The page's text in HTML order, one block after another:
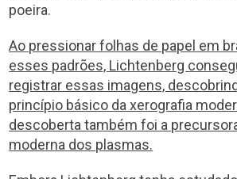
poeira.
Ao pressionar folhas de papel em
esses padrões, Lichtenberg
registrar essas imagens,
princípio básico da xerografia
descoberta também foi a
moderna dos plasmas.